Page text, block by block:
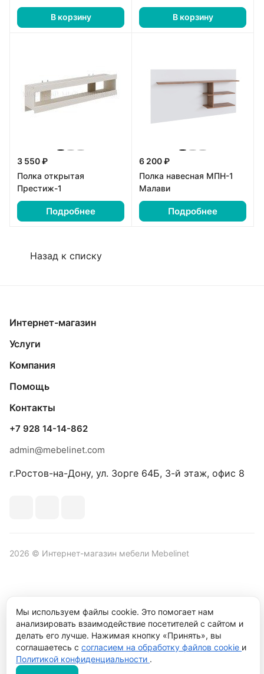
В корзину В корзину
3 550 ₽
Полка открытая
Престиж-1
Подробнее
6 200 ₽
Полка навесная МПН-1
Малави
Подробнее
Назад к списку
Интернет-магазин
Услуги
Компания
Помощь
Контакты
+7 928 14-14-862
admin@mebelinet.com
г.Ростов-на-Дону, ул. Зорге 64Б, 3-й этаж, офис 8
2026 © Интернет-магазин мебели Mebelinet
Политика обработки персональных данных
конфиденциальности
Продвижение сайта студияРекламный контент
Мы используем файлы cookie. Это помогает нам
анализировать взаимодействие посетителей с сайтом и
делать его лучше. Нажимая кнопку «Принять», вы
соглашаетесь с согласием на обработку файлов cookie и
Политикой конфиденциальности .